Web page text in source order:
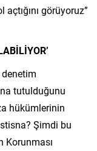
görüyoruz”
denetim
tutulduğunu
hükümlerinin
Şimdi bu
Korunması